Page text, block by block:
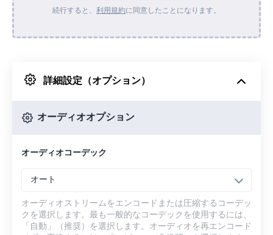
Googleドライブから
続行すると、 利用規約に同意したことになります。
詳細設定（オプション）
オーディオオプション
オーディオコーデック
オート
オーディオストリームをエンコードまたは圧縮するコーデッ
クを選択します。最も一般的なコーデックを使用するには、
「自動」（推奨）を選択します。オーディオを再エンコード